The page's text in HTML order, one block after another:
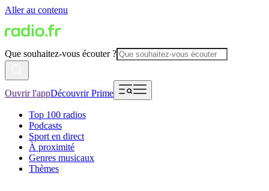
Aller au contenu
Que souhaitez-vous écouter ?
Ouvrir l'appDécouvrir Prime
Top 100 radios
Podcasts
Sport en direct
À proximité
Genres musicaux
Thèmes